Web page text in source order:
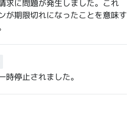
求に問題が発生しました。これ
が期限切れになったことを意味す
時停止されました。